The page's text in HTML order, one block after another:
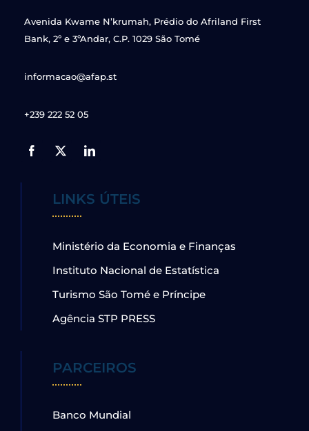
Avenida Kwame N’krumah, Prédio do Afriland First
Bank, 2º e 3ºAndar, C.P. 1029 São Tomé
informacao@afap.st
+239 222 52 05
LINKS ÚTEIS
Ministério da Economia e Finanças
Instituto Nacional de Estatística
Turismo São Tomé e Príncipe
Agência STP PRESS
PARCEIROS
Banco Mundial